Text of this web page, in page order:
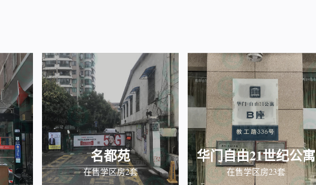
名都苑
在售学区房2套
华门自由21世纪公寓
在售学区房23套